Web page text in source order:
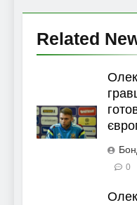
Related
0